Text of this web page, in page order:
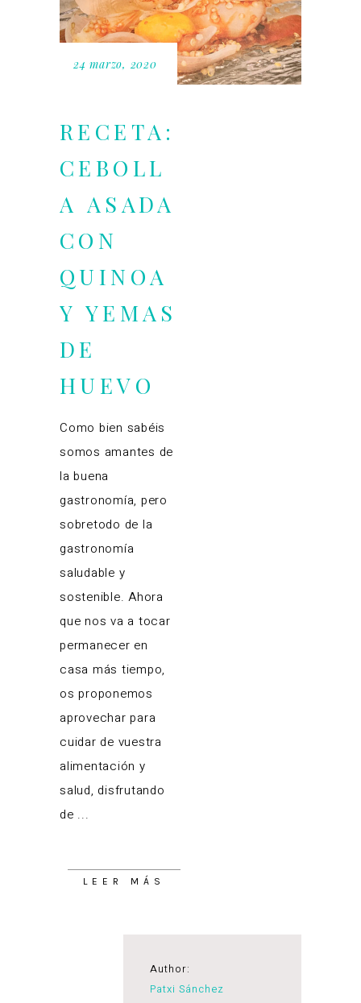
24 marzo, 2020
RECETA:
CEBOLL
A ASADA
CON
QUINOA
Y YEMAS
DE
HUEVO
Como bien sabéis
somos amantes de
la buena
gastronomía, pero
sobretodo de la
gastronomía
saludable y
sostenible. Ahora
que nos va a tocar
permanecer en
casa más tiempo,
os proponemos
aprovechar para
cuidar de vuestra
alimentación y
salud, disfrutando
de
LEER MÁS
Author:
Patxi Sánchez